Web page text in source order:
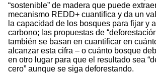
“sostenible” de madera que puede
mecanismo REDD+ cuantifica y da un
la capacidad de los bosques para fijar y
carbono; las propuestas de
también se basan en cuantificar en
alcanzar esta cifra – o cuánto bosque
en otro lugar para que el resultado sea
cero” aunque se siga deforestando.